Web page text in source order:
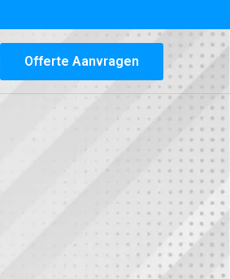
Offerte Aanvragen